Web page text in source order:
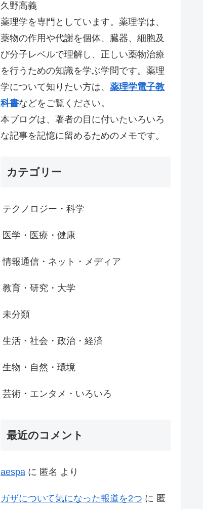
久野高義
薬理学を専門としています。薬理学は、
薬物の作用や代謝を個体、臓器、細胞及
び分子レベルで理解し、正しい薬物治療
を行うための知識を学ぶ学問です。薬理
学について知りたい方は、 薬理学電子教
科書などをご覧ください。
本ブログは、著者の目に付いたいろいろ
な記事を記憶に留めるためのメモです。
カテゴリー
テクノロジー・科学
医学・医療・健康
情報通信・ネット・メディア
教育・研究・大学
未分類
生活・社会・政治・経済
生物・自然・環境
芸術・エンタメ・いろいろ
最近のコメント
aespa に 匿名 より
ガザについて気になった報道を2つ に 匿